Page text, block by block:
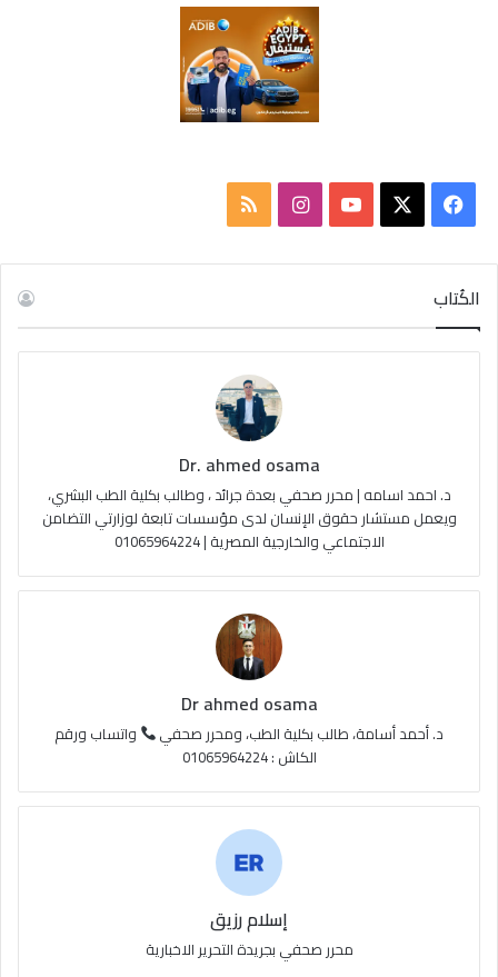
س
ب
u
e
ت
ا
م
ص
ا
ل
م
و
ق
ع
R
S
S
الكُتاب
Dr. ahmed osama
د. احمد اسامه | محرر صحفي بعدة جرائد ، وطالب بكلية الطب البشري،
ويعمل مستشار حقوق الإنسان لدى مؤسسات تابعة لوزارتي التضامن
الاجتماعي والخارجية المصرية | 01065964224
Dr ahmed osama
د. أحمد أسامة، طالب بكلية الطب، ومحرر صحفي
واتساب ورقم
الكاش : 01065964224
إسلام رزيق
محرر صحفي بجريدة التحرير الاخبارية